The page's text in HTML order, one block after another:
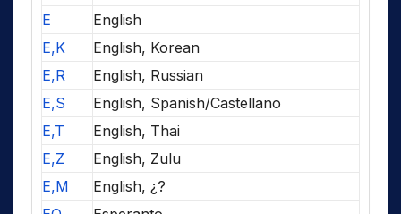
E
English
E,K
English, Korean
E,R
English, Russian
E,S
English, Spanish/Castellano
E,T
English, Thai
E,Z
English, Zulu
E,M
English, ¿?